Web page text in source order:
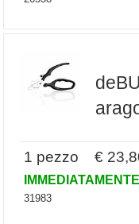
1 pezzo €
31983